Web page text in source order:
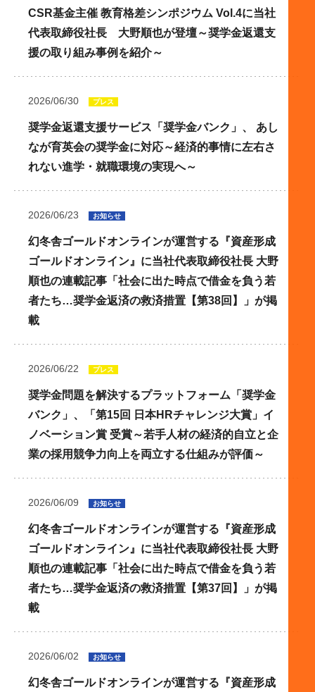
CSR基金主催 教育格差シンポジウム Vol.4に当社
代表取締役社長 大野順也が登壇～奨学金返還支
援の取り組み事例を紹介～
2026/06/30 プレス
奨学金返還支援サービス「奨学金バンク」、 あし
なが育英会の奨学金に対応～経済的事情に左右さ
れない進学・就職環境の実現へ～
2026/06/23 お知らせ
幻冬舎ゴールドオンラインが運営する『資産形成
ゴールドオンライン』に当社代表取締役社長 大野
順也の連載記事「社会に出た時点で借金を負う若
者たち…奨学金返済の救済措置【第38回】」が掲
載
2026/06/22 プレス
奨学金問題を解決するプラットフォーム「奨学金
バンク」、「第15回 日本HRチャレンジ大賞」イ
ノベーション賞 受賞～若手人材の経済的自立と企
業の採用競争力向上を両立する仕組みが評価～
2026/06/09 お知らせ
幻冬舎ゴールドオンラインが運営する『資産形成
ゴールドオンライン』に当社代表取締役社長 大野
順也の連載記事「社会に出た時点で借金を負う若
者たち…奨学金返済の救済措置【第37回】」が掲
載
2026/06/02 お知らせ
幻冬舎ゴールドオンラインが運営する『資産形成